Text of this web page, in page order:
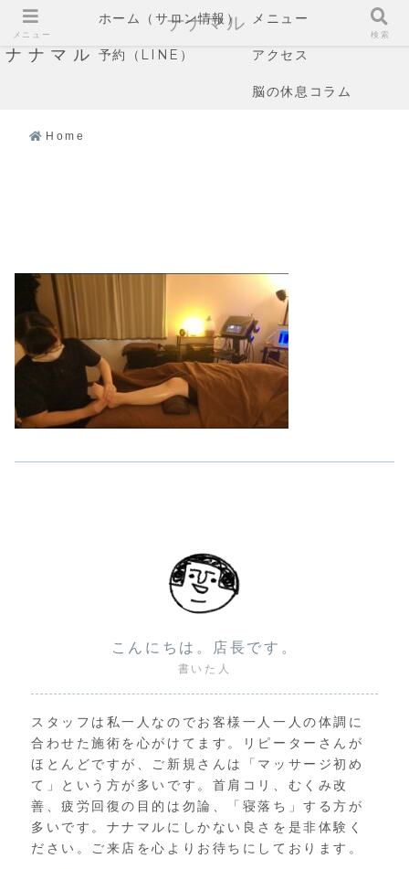
ナナマル
ホーム（サロン情報） メニュー
予約（LINE） アクセス
脳の休息コラム
Home
こんにちは。店長です。
書いた人
スタッフは私一人なのでお客様一人一人の体調に
合わせた施術を心がけてます。リピーターさんが
ほとんどですが、ご新規さんは「マッサージ初め
て」という方が多いです。首肩コリ、むくみ改
善、疲労回復の目的は勿論、「寝落ち」する方が
多いです。ナナマルにしかない良さを是非体験く
ださい。ご来店を心よりお待ちにしております。
メニュー
ナナマル
検索